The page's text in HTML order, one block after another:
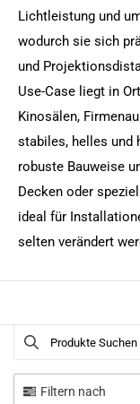
Lichtleistung und
wodurch sie sich
und
Use-Case liegt in
Kinosälen,
stabiles, helles und
robuste Bauweise
Decken oder
ideal für
selten verändert
Produkte Suchen
Use this input to
Filtern nach